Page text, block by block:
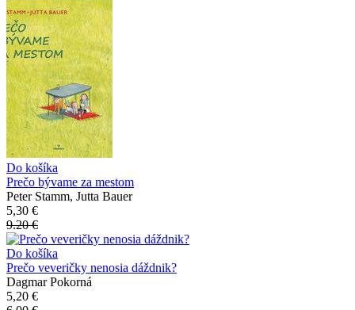
Do košíka
Prečo bývame za mestom
Peter Stamm, Jutta Bauer
5,30 €
9.20 €
Do košíka
Prečo veveričky nenosia dáždnik?
Dagmar Pokorná
5,20 €